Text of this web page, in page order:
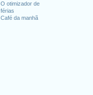
O otimizador de
férias
Café da manhã